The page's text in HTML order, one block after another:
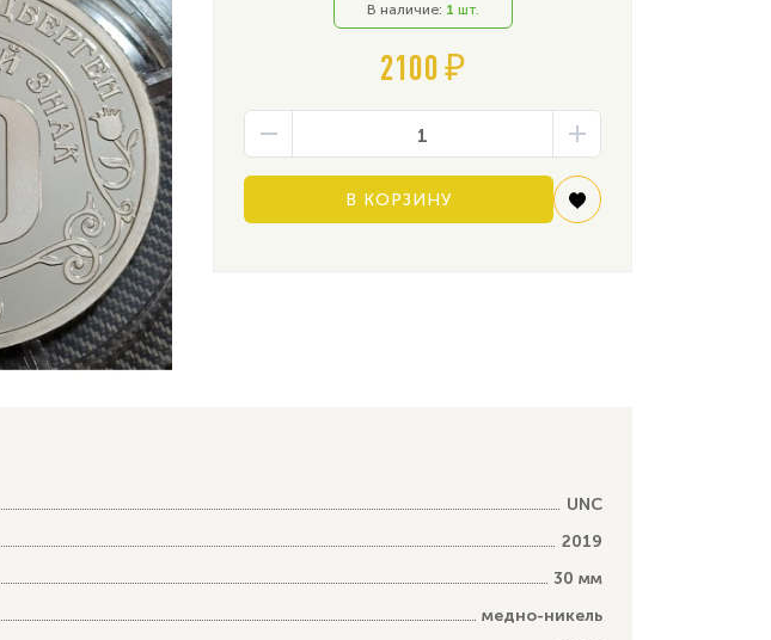
В наличие: 1 шт.
2100 ₽
В КОРЗИНУ
UNC
2019
30 мм
медно-никель